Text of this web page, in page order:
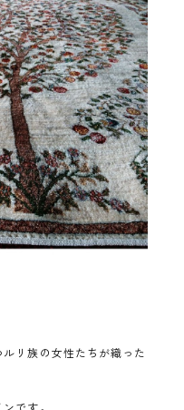
リ族の女性たちが織った
です。